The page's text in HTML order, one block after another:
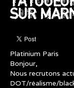
SUR
Platinium Paris
Bonjour,
Nous recrutons
DOT/réalisme/